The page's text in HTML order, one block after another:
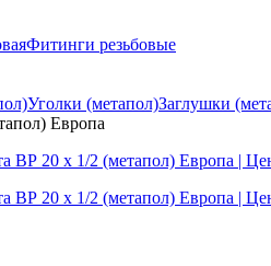
Фитинги резьбовые
Уголки (метапол)Заглушки
Европа